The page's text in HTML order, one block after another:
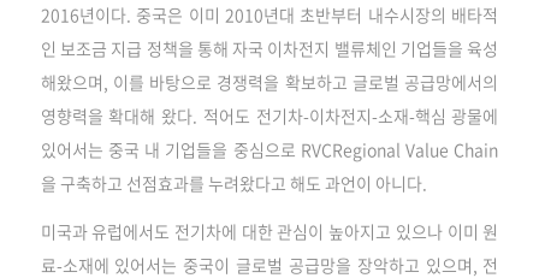
2016년이다. 중국은 이미 2010년대 초반부터 내수시장의 배타적
인 보조금 지급 정책을 통해 자국 이차전지 밸류체인 기업들을 육성
해왔으며, 이를 바탕으로 경쟁력을 확보하고 글로벌 공급망에서의
영향력을 확대해 왔다. 적어도 전기차-이차전지-소재-핵심 광물에
있어서는 중국 내 기업들을 중심으로 RVCRegional Value Chain
을 구축하고 선점효과를 누려왔다고 해도 과언이 아니다.
미국과 유럽에서도 전기차에 대한 관심이 높아지고 있으나 이미 원
료-소재에 있어서는 중국이 글로벌 공급망을 장악하고 있으며, 전